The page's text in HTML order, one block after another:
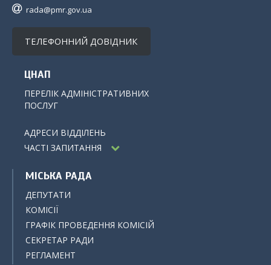
rada@pmr.gov.ua
ТЕЛЕФОННИЙ ДОВІДНИК
ЦНАП
ПЕРЕЛІК АДМІНІСТРАТИВНИХ
ПОСЛУГ
АДРЕСИ ВІДДІЛЕНЬ
ЧАСТІ ЗАПИТАННЯ
МІСЬКА РАДА
ДЕПУТАТИ
КОМІСІЇ
ГРАФІК ПРОВЕДЕННЯ КОМІСІЙ
СЕКРЕТАР РАДИ
РЕГЛАМЕНТ